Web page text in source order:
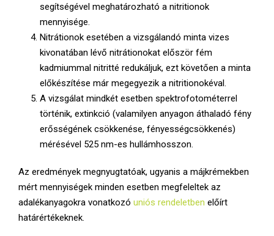
segítségével meghatározható a nitritionok
mennyisége.
Nitrátionok esetében a vizsgálandó minta vizes
kivonatában lévő nitrátionokat először fém
kadmiummal nitritté redukáljuk, ezt követően a minta
előkészítése már megegyezik a nitritionokéval.
A vizsgálat mindkét esetben spektrofotométerrel
történik, extinkció (valamilyen anyagon áthaladó fény
erősségének csökkenése, fényességcsökkenés)
mérésével 525 nm-es hullámhosszon.
Az eredmények megnyugtatóak, ugyanis a májkrémekben
mért mennyiségek minden esetben megfeleltek az
adalékanyagokra vonatkozó uniós rendeletben előírt
határértékeknek.